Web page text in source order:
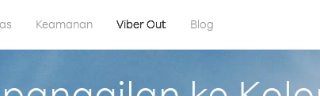
Keamanan Viber Out Blog